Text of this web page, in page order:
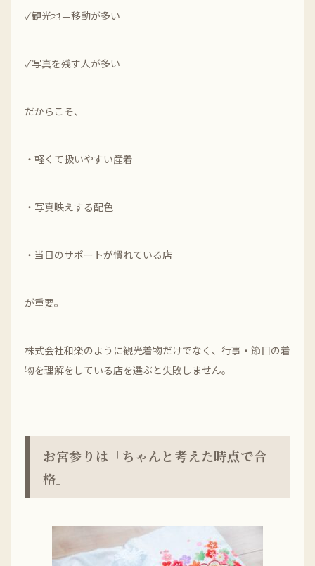
✓観光地＝移動が多い
✓写真を残す人が多い
だからこそ、
・軽くて扱いやすい産着
・写真映えする配色
・当日のサポートが慣れている店
が重要。
株式会社和楽のように観光着物だけでなく、行事・節目の着
物を理解をしている店を選ぶと失敗しません。
お宮参りは「ちゃんと考えた時点で合
格」